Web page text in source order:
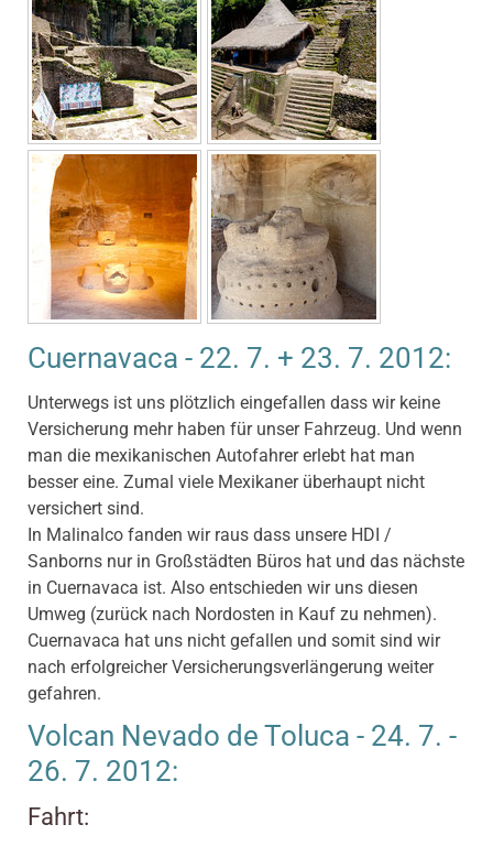
Cuernavaca - 22. 7. + 23. 7. 2012:
Unterwegs ist uns plötzlich eingefallen dass wir keine
Versicherung mehr haben für unser Fahrzeug. Und wenn
man die mexikanischen Autofahrer erlebt hat man
besser eine. Zumal viele Mexikaner überhaupt nicht
versichert sind.
In Malinalco fanden wir raus dass unsere HDI /
Sanborns nur in Großstädten Büros hat und das nächste
in Cuernavaca ist. Also entschieden wir uns diesen
Umweg (zurück nach Nordosten in Kauf zu nehmen).
Cuernavaca hat uns nicht gefallen und somit sind wir
nach erfolgreicher Versicherungsverlängerung weiter
gefahren.
Volcan Nevado de Toluca - 24. 7. -
26. 7. 2012:
Fahrt: